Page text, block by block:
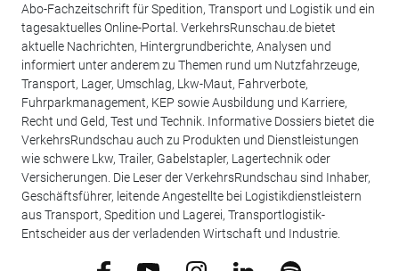
Abo-Fachzeitschrift für Spedition, Transport und Logistik und ein
tagesaktuelles Online-Portal. VerkehrsRunschau.de bietet
aktuelle Nachrichten, Hintergrundberichte, Analysen und
informiert unter anderem zu Themen rund um Nutzfahrzeuge,
Transport, Lager, Umschlag, Lkw-Maut, Fahrverbote,
Fuhrparkmanagement, KEP sowie Ausbildung und Karriere,
Recht und Geld, Test und Technik. Informative Dossiers bietet die
VerkehrsRundschau auch zu Produkten und Dienstleistungen
wie schwere Lkw, Trailer, Gabelstapler, Lagertechnik oder
Versicherungen. Die Leser der VerkehrsRundschau sind Inhaber,
Geschäftsführer, leitende Angestellte bei Logistikdienstleistern
aus Transport, Spedition und Lagerei, Transportlogistik-
Entscheider aus der verladenden Wirtschaft und Industrie.